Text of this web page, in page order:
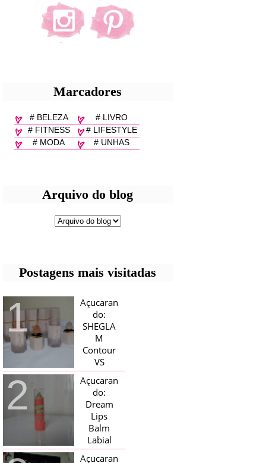
Marcadores
# BELEZA
# LIVRO
# FITNESS
# LIFESTYLE
# MODA
# UNHAS
Arquivo do blog
Postagens mais visitadas
Açucaran
do:
SHEGLA
M
Contour
VS
Bronzer!
HELLO AÇUCARADAS, E NESTE
MÊS CHEGOU AQUI EM CASA UMA
CAIXA RECHEADA DE SHEGLAM,
TINHA BLUSH, ILUMINADORES E
TODOS OS BRONZER E
CONTORNOS ...
Açucaran
do:
Dream
Lips
Balm
Labial
Magico
Açucaran